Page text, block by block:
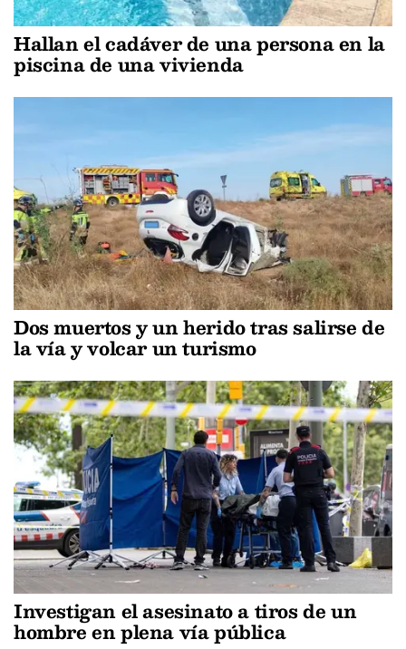
Hallan el cadáver de una persona en la
piscina de una vivienda
Dos muertos y un herido tras salirse de
la vía y volcar un turismo
Investigan el asesinato a tiros de un
hombre en plena vía pública